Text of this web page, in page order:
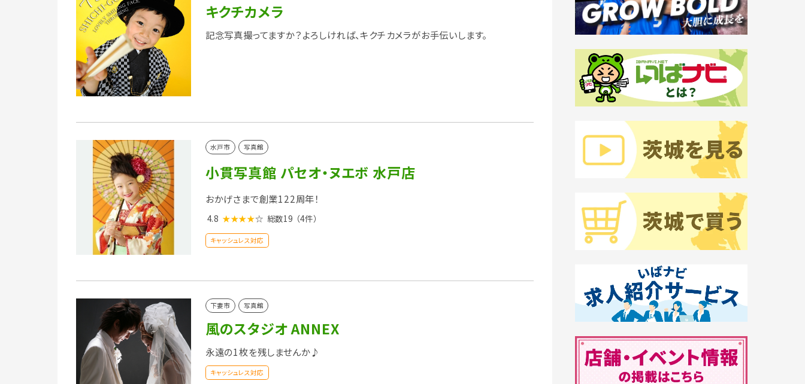
キクチカメラ
記念写真撮ってますか？よろしければ、キクチカメラがお手伝いします。
水戸市 写真館
小貫写真館 パセオ・ヌエボ 水戸店
おかげさまで創業122周年！
4.8 ★★★★☆ 総数19 （4件）
キャッシュレス対応
下妻市 写真館
風のスタジオ ANNEX
永遠の1枚を残しませんか♪
キャッシュレス対応